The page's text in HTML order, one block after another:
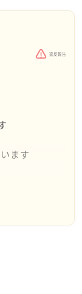
違反報告
ます
よね